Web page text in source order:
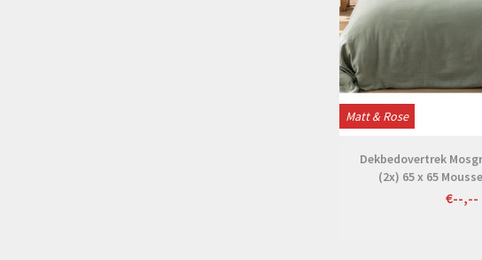
Matt & Rose
Dekbedovertrek
(2x) 65 x 65
€--,--